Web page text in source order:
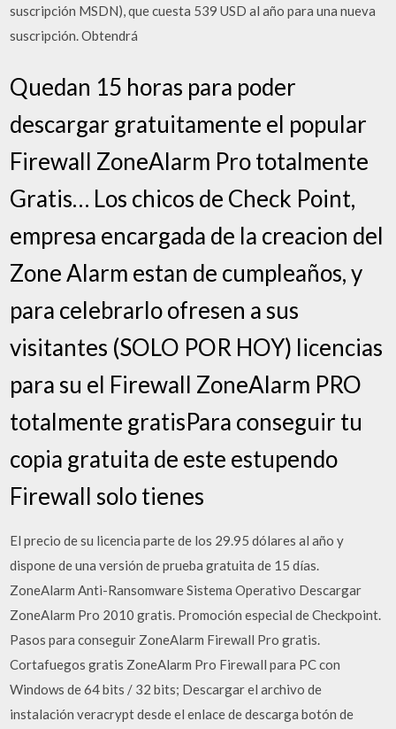
suscripción MSDN), que cuesta 539 USD al año para una nueva
suscripción. Obtendrá
Quedan 15 horas para poder
descargar gratuitamente el popular
Firewall ZoneAlarm Pro totalmente
Gratis… Los chicos de Check Point,
empresa encargada de la creacion del
Zone Alarm estan de cumpleaños, y
para celebrarlo ofresen a sus
visitantes (SOLO POR HOY) licencias
para su el Firewall ZoneAlarm PRO
totalmente gratisPara conseguir tu
copia gratuita de este estupendo
Firewall solo tienes
El precio de su licencia parte de los 29.95 dólares al año y
dispone de una versión de prueba gratuita de 15 días.
ZoneAlarm Anti-Ransomware Sistema Operativo Descargar
ZoneAlarm Pro 2010 gratis. Promoción especial de Checkpoint.
Pasos para conseguir ZoneAlarm Firewall Pro gratis.
Cortafuegos gratis ZoneAlarm Pro Firewall para PC con
Windows de 64 bits / 32 bits; Descargar el archivo de
instalación veracrypt desde el enlace de descarga botón de